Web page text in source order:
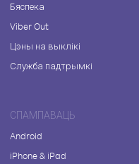
Бяспека
Viber Out
Цэны на выклікі
Служба падтрымкі
СПАМПАВАЦЬ
Android
iPhone & iPad